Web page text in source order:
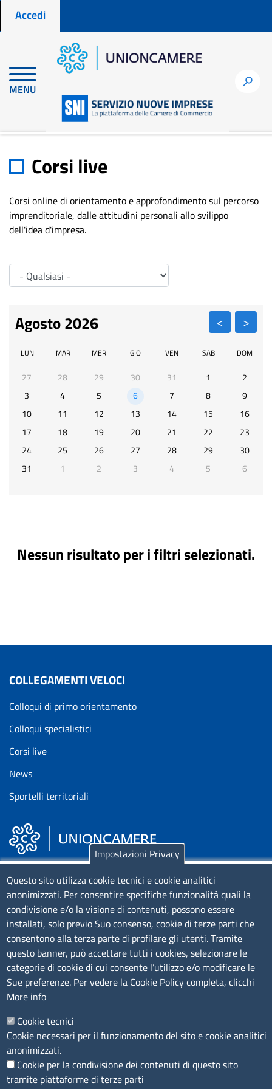
principale
Menu profilo utente
Accedi
MENU
h
Home Corsi live
Corsi live
Corsi online di orientamento e approfondimento sul percorso
imprenditoriale, dalle attitudini personali allo svilippo
dell'idea d'impresa.
Agosto 2026
LUN MAR MER GIO VEN SAB DOM
27 28 29 30 31 1
2
3
4 5 6 7 8
9
10
11 12 13 14 15
16
17
18 19 20 21 22
23
24
25 26 27 28 29
30
31
1 2 3 4 5 6
Nessun risultato per i filtri selezionati.
COLLEGAMENTI VELOCI
Colloqui di primo orientamento
Colloqui specialistici
Corsi live
News
Sportelli territoriali
Piazza Sallustio, 21 - 00187 Roma
EMAIL: info.sni@unioncamere.it
C.F.: 01484460587
P.Iva: 01000211001
SERVIZIO REALIZZATO DA
SEGUICI SU
Impostazioni Privacy
Questo sito utilizza cookie tecnici e cookie analitici
anonimizzati. Per consentire specifiche funzionalità quali la
condivisione e/o la visione di contenuti, possono essere
installati, solo previo Suo consenso, cookie di terze parti che
consentono alla terza parte di profilare gli utenti. Tramite
questo banner, può accettare tutti i cookies, selezionare le
categorie di cookie di cui consente l’utilizzo e/o modificare le
Sue preferenze. Per vedere la Cookie Policy completa, clicchi
More info
Cookie tecnici
Cookie necessari per il funzionamento del sito e cookie analitici
anonimizzati.
Cookie per la condivisione dei contenuti di questo sito
tramite piattaforme di terze parti